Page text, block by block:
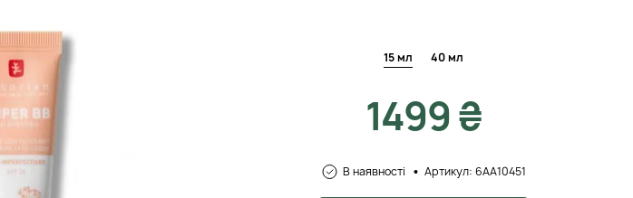
15 мл 40 мл
1499 ₴
В наявності Артикул: 6AA10451